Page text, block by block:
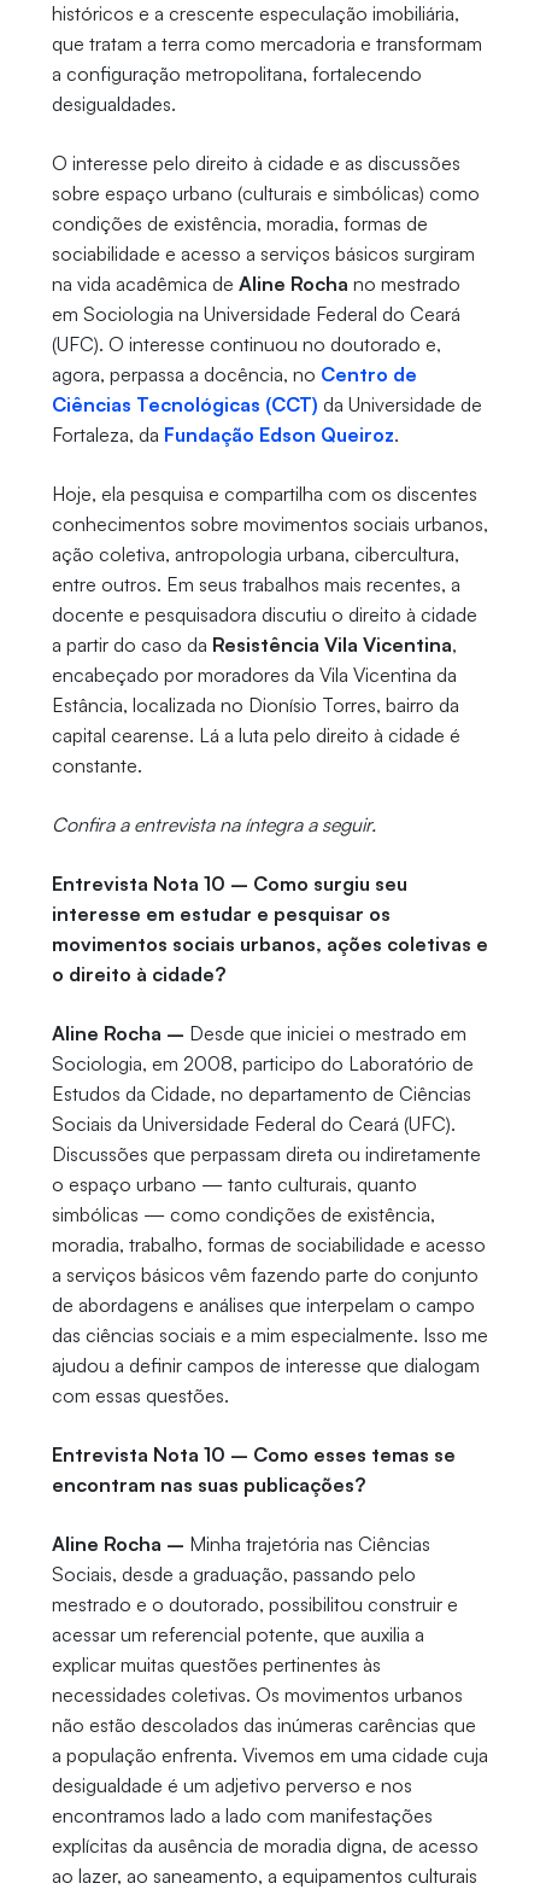
históricos e a crescente especulação imobiliária,
que tratam a terra como mercadoria e transformam
a configuração metropolitana, fortalecendo
desigualdades.
O interesse pelo direito à cidade e as discussões
sobre espaço urbano (culturais e simbólicas) como
condições de existência, moradia, formas de
sociabilidade e acesso a serviços básicos surgiram
na vida acadêmica de Aline Rocha no mestrado
em Sociologia na Universidade Federal do Ceará
(UFC). O interesse continuou no doutorado e,
agora, perpassa a docência, no Centro de
Ciências Tecnológicas (CCT) da Universidade de
Fortaleza, da Fundação Edson Queiroz.
Hoje, ela pesquisa e compartilha com os discentes
conhecimentos sobre movimentos sociais urbanos,
ação coletiva, antropologia urbana, cibercultura,
entre outros. Em seus trabalhos mais recentes, a
docente e pesquisadora discutiu o direito à cidade
a partir do caso da Resistência Vila Vicentina,
encabeçado por moradores da Vila Vicentina da
Estância, localizada no Dionísio Torres, bairro da
capital cearense. Lá a luta pelo direito à cidade é
constante.
Confira a entrevista na íntegra a seguir.
Entrevista Nota 10 – Como surgiu seu
interesse em estudar e pesquisar os
movimentos sociais urbanos, ações coletivas e
o direito à cidade?
Aline Rocha – Desde que iniciei o mestrado em
Sociologia, em 2008, participo do Laboratório de
Estudos da Cidade, no departamento de Ciências
Sociais da Universidade Federal do Ceará (UFC).
Discussões que perpassam direta ou indiretamente
o espaço urbano — tanto culturais, quanto
simbólicas — como condições de existência,
moradia, trabalho, formas de sociabilidade e acesso
a serviços básicos vêm fazendo parte do conjunto
de abordagens e análises que interpelam o campo
das ciências sociais e a mim especialmente. Isso me
ajudou a definir campos de interesse que dialogam
com essas questões.
Entrevista Nota 10 – Como esses temas se
encontram nas suas publicações?
Aline Rocha – Minha trajetória nas Ciências
Sociais, desde a graduação, passando pelo
mestrado e o doutorado, possibilitou construir e
acessar um referencial potente, que auxilia a
explicar muitas questões pertinentes às
necessidades coletivas. Os movimentos urbanos
não estão descolados das inúmeras carências que
a população enfrenta. Vivemos em uma cidade cuja
desigualdade é um adjetivo perverso e nos
encontramos lado a lado com manifestações
explícitas da ausência de moradia digna, de acesso
ao lazer, ao saneamento, a equipamentos culturais